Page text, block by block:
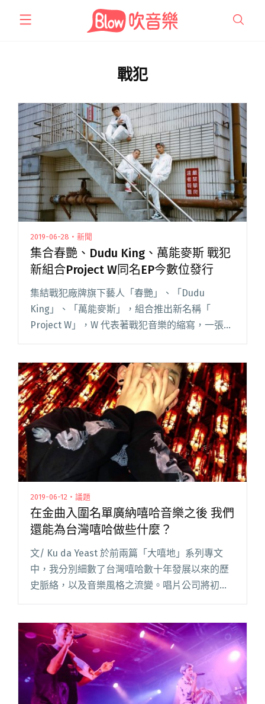
戰犯
2019-06-28・新聞
集合春艷、Dudu King、萬能麥斯 戰犯
新組合Project W同名EP今數位發行
集結戰犯廠牌旗下藝人「春艷」、「Dudu
King」、「萬能麥斯」，組合推出新名稱「
Project W」，W 代表著戰犯音樂的縮寫，一張代
表戰犯成員又聚在一起做事的作品。Project W 計
全文 "集合春艷、Dudu King、萬能麥斯 戰犯新
組合Project W同名EP今數位發行"
2019-06-12・議題
在金曲入圍名單廣納嘻哈音樂之後 我們
還能為台灣嘻哈做些什麼？
文/ Ku da Yeast 於前兩篇「大嘻地」系列專文
中，我分別細數了台灣嘻哈數十年發展以來的歷
史脈絡，以及音樂風格之流變。唱片公司將初代
「原創」導向閱讀全文 "在金曲入圍名單廣納嘻
哈音樂之後 我們還能為台灣嘻哈做些什麼？"